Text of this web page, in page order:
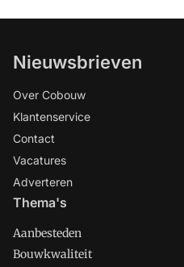
Nieuwsbrieven
Over Cobouw
Klantenservice
Contact
Vacatures
Adverteren
Thema's
Aanbesteden
Bouwkwaliteit